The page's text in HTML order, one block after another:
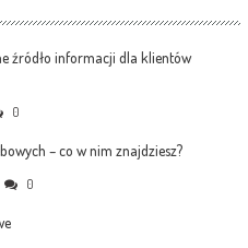
źródło informacji dla klientów
0
– co w nim znajdziesz?
0